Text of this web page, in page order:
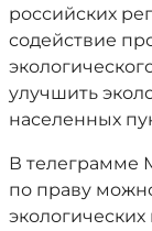
российских
содействие
улучшить
населенных
В телеграмме
по праву